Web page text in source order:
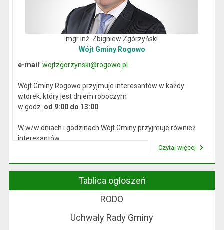
mgr inż. Zbigniew Zgórzyński
Wójt Gminy Rogowo
e-mail :wojtzgorzynski@rogowo.pl
Wójt Gminy Rogowo przyjmuje interesantów w każdy
wtorek, który jest dniem roboczym
w godz. od 9:00 do 13:00
W w/w dniach i godzinach Wójt Gminy przyjmuje również
interesantów
Czytaj więcej
Tablica ogłoszeń
RODO
Uchwały Rady Gminy